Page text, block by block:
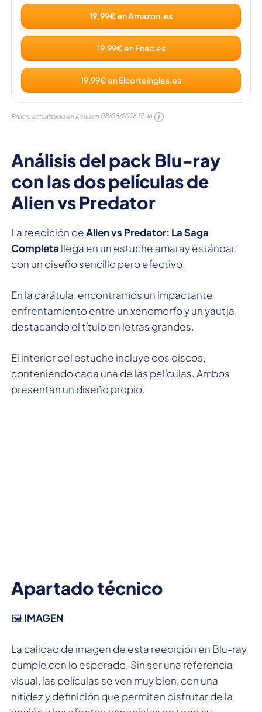
19,99€ en Amazon.es
19,99€ en Fnac.es
19,99€ en Elcorteingles.es
Precio actualizado en Amazon 08/08/2026 17:46
Análisis del pack Blu-ray
con las dos películas de
Alien vs Predator
La reedición deAlien vs Predator: La Saga
Completa llega en un estuche amaray estándar,
con un diseño sencillo pero efectivo.
En la carátula, encontramos un impactante
enfrentamiento entre un xenomorfo y un yautja,
destacando el título en letras grandes.
El interior del estuche incluye dos discos,
conteniendo cada una de las películas. Ambos
presentan un diseño propio.
Apartado técnico
🖼️ IMAGEN
La calidad de imagen de esta reedición en Blu-ray
cumple con lo esperado. Sin ser una referencia
visual, las películas se ven muy bien, con una
nitidez y definición que permiten disfrutar de la